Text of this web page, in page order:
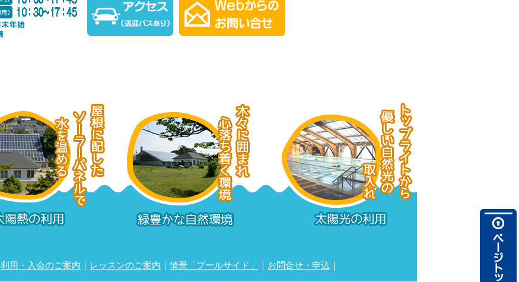
利用・入会のご案内 ｜ レッスンのご案内 ｜情景「プールサイド」 ｜ お問合せ・申込 ｜